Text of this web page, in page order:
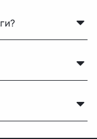
с
доставки по РФ.